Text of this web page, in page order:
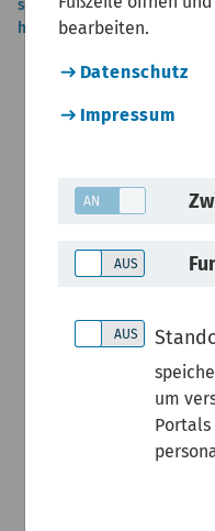
sind
hier:
Wasser und
und
bearbeiten.
Datenschutz
Impressum
um
Portals